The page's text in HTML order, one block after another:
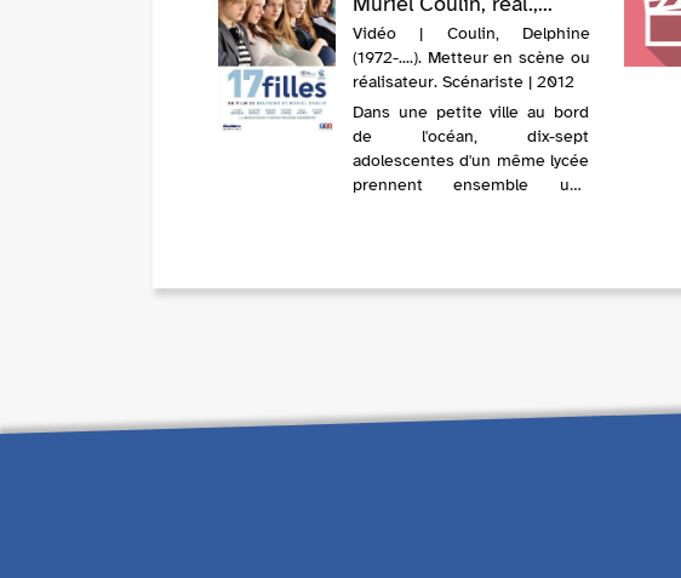
Vidéo | Coulin, Delphine
(1972-....). Metteur en scène ou
réalisateur. Scénariste | 2012
Dans une petite ville au bord
de l'océan, dix-sept
adolescentes d'un même lycée
prennent ensemble une